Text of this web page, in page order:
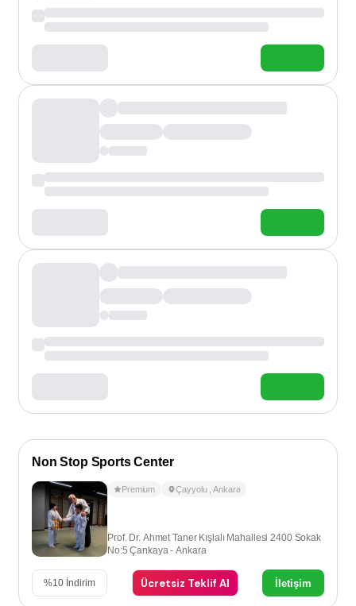
Non Stop Sports Center
Premium Çayyolu ,Ankara
Prof. Dr. Ahmet Taner Kışlalı Mahallesi 2400 Sokak
No:5 Çankaya - Ankara
%10 İndirim Ücretsiz Teklif Al İletişim